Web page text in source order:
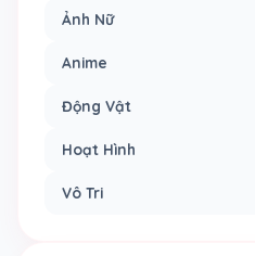
Ảnh Nữ
Anime
Động Vật
Hoạt Hình
Vô Tri